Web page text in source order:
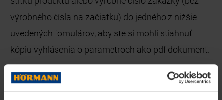
výrobného čísla na začiatku) do jedného z nižšie
uvedených fomulárov, aby ste si mohli stiahnuť
kópiu vyhlásenia o parametroch ako pdf dokument.
Zadajte, prosím, číslo DOP: